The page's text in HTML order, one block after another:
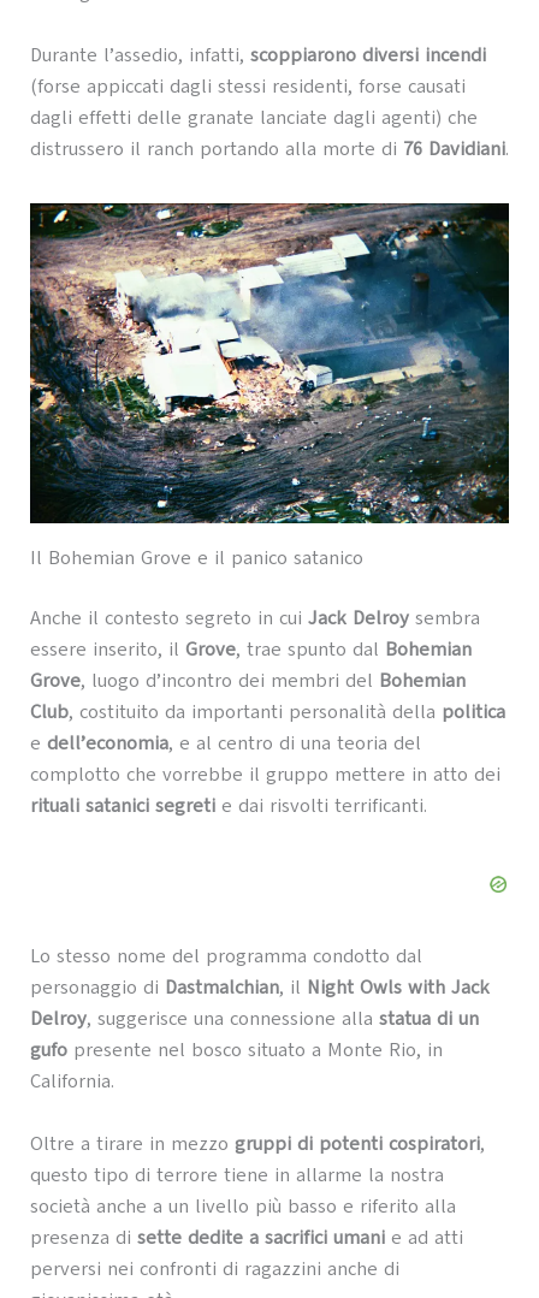
Durante l’assedio, infatti, scoppiarono diversi incendi
(forse appiccati dagli stessi residenti, forse causati
dagli effetti delle granate lanciate dagli agenti) che
distrussero il ranch portando alla morte di 76 Davidiani.
Il Bohemian Grove e il panico satanico
Anche il contesto segreto in cui Jack Delroysembra
essere inserito, il Grove, trae spunto dal Bohemian
Grove, luogo d’incontro dei membri del Bohemian
Club, costituito da importanti personalità della politica
e dell’economia, e al centro di una teoria del
complotto che vorrebbe il gruppo mettere in atto dei
rituali satanici segretie dai risvolti terrificanti.
Lo stesso nome del programma condotto dal
personaggio di Dastmalchian, il Night Owls with Jack
Delroy, suggerisce una connessione alla statua di un
gufopresente nel bosco situato a Monte Rio, in
California.
Oltre a tirare in mezzo gruppi di potenti cospiratori,
questo tipo di terrore tiene in allarme la nostra
società anche a un livello più basso e riferito alla
presenza di sette dedite a sacrifici umanie ad atti
perversi nei confronti di ragazzini anche di